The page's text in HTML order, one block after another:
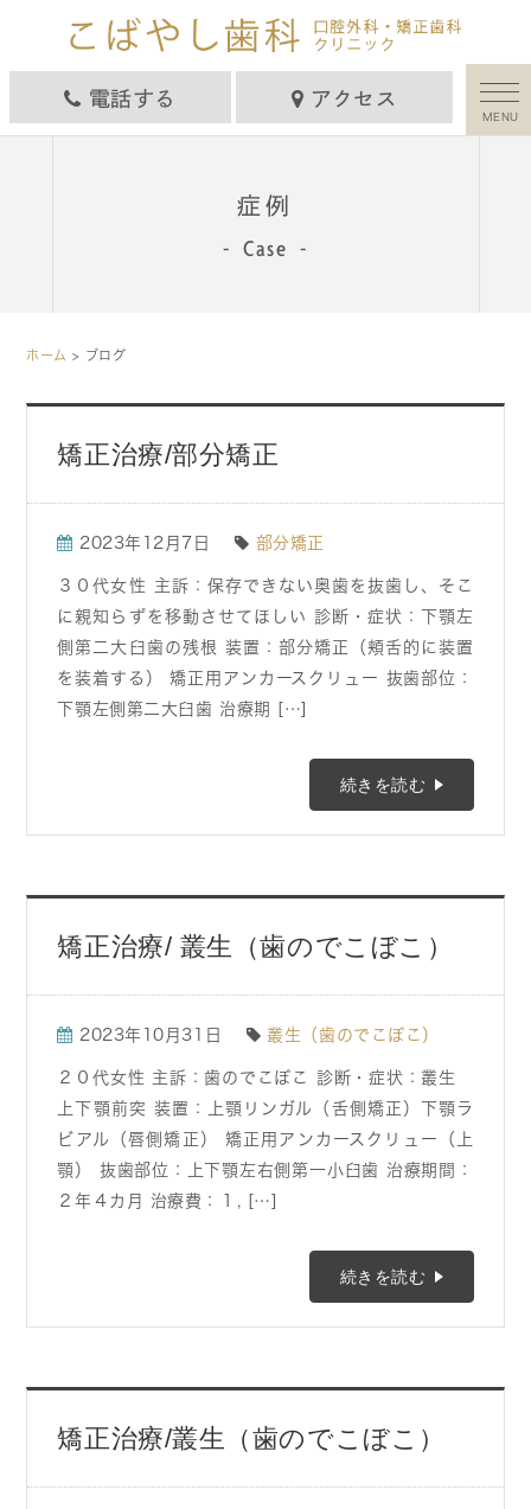
電話する アクセス
MENU
症例
Case
ホーム > ブログ
矯正治療/部分矯正
2023年12月7日 部分矯正
３０代女性 主訴：保存できない奥歯を抜歯し、そこ
に親知らずを移動させてほしい 診断・症状：下顎左
側第二大臼歯の残根 装置：部分矯正（頬舌的に装置
を装着する） 矯正用アンカースクリュー 抜歯部位：
下顎左側第二大臼歯 治療期 […]
続きを読む
矯正治療/ 叢生（歯のでこぼこ）
2023年10月31日 叢生（歯のでこぼこ）
２０代女性 主訴：歯のでこぼこ 診断・症状：叢生
上下顎前突 装置：上顎リンガル（舌側矯正）下顎ラ
ビアル（唇側矯正） 矯正用アンカースクリュー（上
顎） 抜歯部位：上下顎左右側第一小臼歯 治療期間：
２年４カ月 治療費：１, […]
続きを読む
矯正治療/叢生（歯のでこぼこ）